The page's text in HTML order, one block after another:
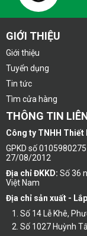
GIỚI THIỆU
Giới thiệu
Tuyển dụng
Tin tức
Tìm cửa hàng
THÔNG TIN
Công ty TNHH
GPKD số
27/08/2012
Địa chỉ ĐKKD: Số 36
Việt Nam
Địa chỉ sản xuất -
Số 14 Lễ Khê,
Số 1027 Huỳnh